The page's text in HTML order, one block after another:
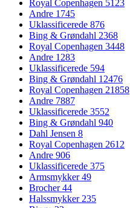
Royal Copenhagen 5123
Andre 1745
Uklassificerede 876
Bing & Grøndahl 2368
Royal Copenhagen 3448
Andre 1283
Uklassificerede 594
Bing & Grøndahl 12476
Royal Copenhagen 21858
Andre 7887
Uklassificerede 3552
Bing & Grøndahl 940
Dahl Jensen 8
Royal Copenhagen 2612
Andre 906
Uklassificerede 375
Armsmykker49
Brocher44
Halssmykker 235